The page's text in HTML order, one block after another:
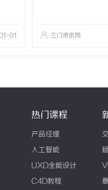
01 三门资讯网
热门课程
产品经理
人工智能
UXD全能设计
C4D教程